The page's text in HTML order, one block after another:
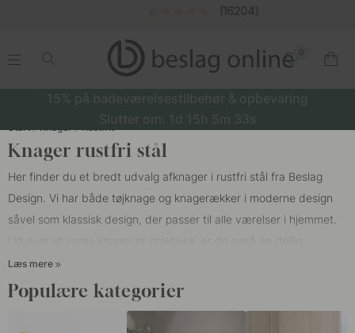
(16204)
.
0
.
15% på badeværelsestilbehør & opbevaring
Slutter om: 1d 15h 5m 33s
Start Knager Rustfrit
Knager rustfri stål
Her finder du et bredt udvalg afknager i rustfri stål fra Beslag
Design. Vi har både tøjknage og knagerækker i moderne design
såvel som klassisk design, der passer til alle værelser i hjemmet.
indvendig detalje på væggen.
Læs mere
Populære kategorier